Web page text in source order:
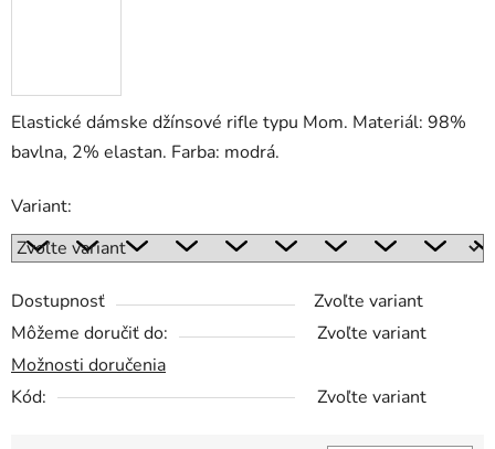
Elastické dámske džínsové rifle typu Mom. Materiál: 98%
bavlna, 2% elastan. Farba: modrá.
Variant:
Dostupnosť
Zvoľte variant
Môžeme doručiť do:
Zvoľte variant
Možnosti doručenia
Kód:
Zvoľte variant